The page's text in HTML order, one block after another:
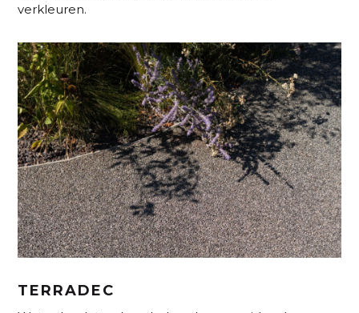
verkleuren.
TERRADEC